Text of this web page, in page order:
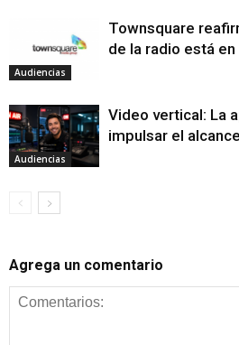
Audiencias
Townsquare
de la radio está
Audiencias
Video vertical: La
impulsar el
Agrega un comentario